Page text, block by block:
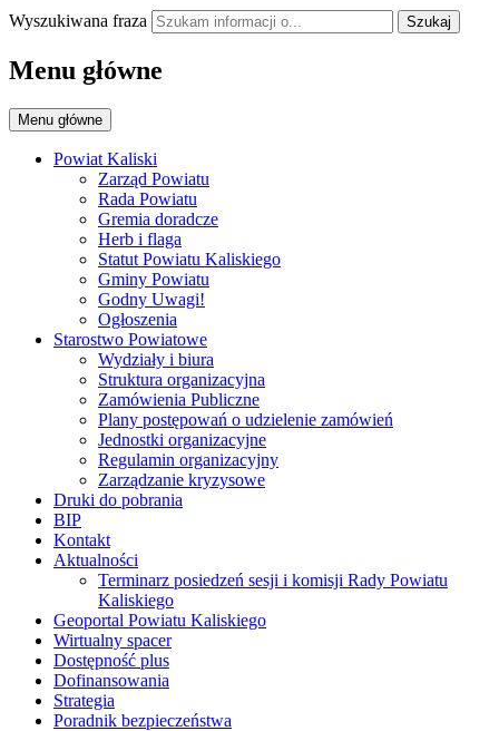
Wyszukiwana fraza Szukaj
Menu główne
Menu główne
Powiat Kaliski
Zarząd Powiatu
Rada Powiatu
Gremia doradcze
Herb i flaga
Statut Powiatu Kaliskiego
Gminy Powiatu
Godny Uwagi!
Ogłoszenia
Starostwo Powiatowe
Wydziały i biura
Struktura organizacyjna
Zamówienia Publiczne
Plany postępowań o udzielenie zamówień
Jednostki organizacyjne
Regulamin organizacyjny
Zarządzanie kryzysowe
Druki do pobrania
BIP
Kontakt
Aktualności
Terminarz posiedzeń sesji i komisji Rady Powiatu
Kaliskiego
Geoportal Powiatu Kaliskiego
Wirtualny spacer
Dostępność plus
Dofinansowania
Strategia
Poradnik bezpieczeństwa